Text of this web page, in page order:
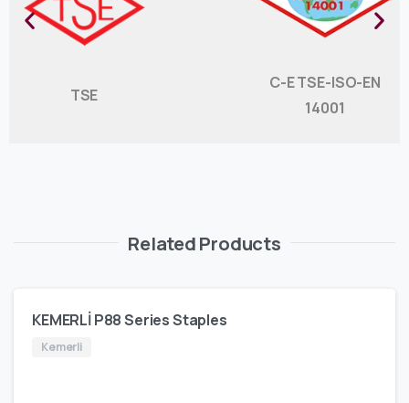
TSE
C-E TSE-ISO-EN
14001
Related Products
KEMERLİ P88 Series Staples
Kemerli